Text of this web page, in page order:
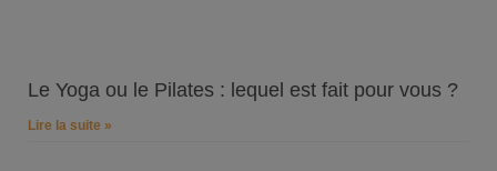
Le Yoga ou le Pilates : lequel est fait pour vous ?
Lire la suite »